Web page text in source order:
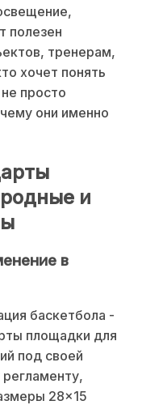
полезен
тренерам,
хочет понять
просто
они именно
и
в
баскетбола -
площадки для
под своей
28×15